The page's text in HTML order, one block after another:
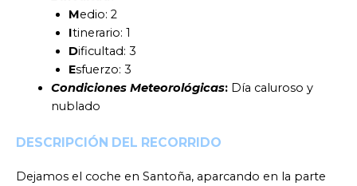
Medio: 2
Itinerario: 1
Dificultad: 3
Esfuerzo: 3
Condiciones Meteorológicas: Día caluroso y
nublado
DESCRIPCIÓN DEL RECORRIDO
Dejamos el coche en Santoña, aparcando en la parte